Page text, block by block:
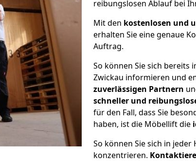
reibungslosen Ablauf bei
Mit den kostenlosen und
erhalten Sie eine genaue
Auftrag.
So können Sie sich bereits
Zwickau informieren und
zuverlässigen Partnern
schneller und
für den Fall, dass Sie
haben, ist die Möbellift die
So können Sie sich in
konzentrieren.